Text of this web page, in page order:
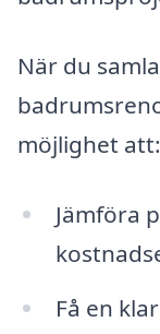
När du
möjlighet att:
Jämföra
Få en